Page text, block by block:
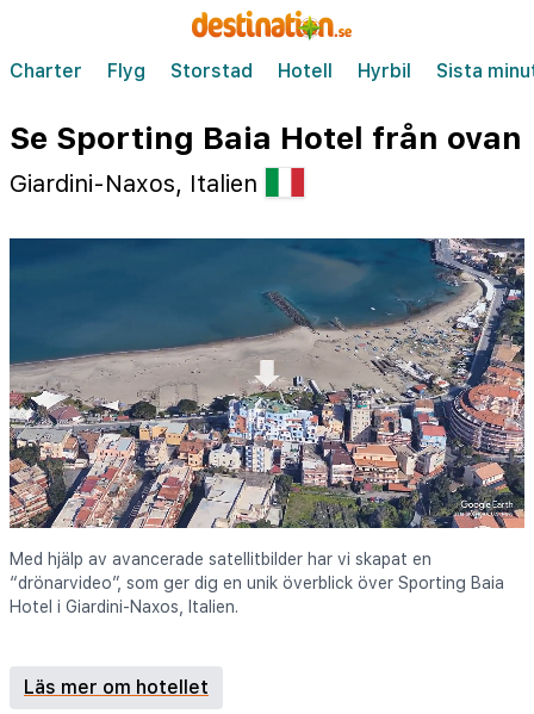
Charter Flyg Storstad Hotell Hyrbil Sista
Se Sporting Baia Hotel från ovan
Giardini-Naxos, Italien
Med hjälp av avancerade satellitbilder har vi skapat en
“drönarvideo”, som ger dig en unik överblick över Sporting Baia
Hotel i Giardini-Naxos, Italien.
Läs mer om hotellet